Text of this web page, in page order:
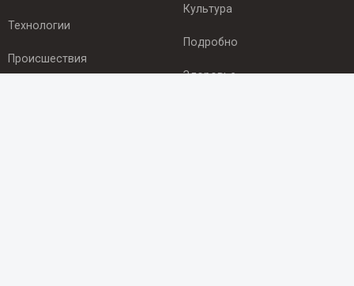
Технологии
Происшествия
Культура
Подробно
Здоровье